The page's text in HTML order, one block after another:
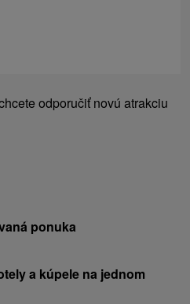
odporučiť novú atrakciu
ponuka
a kúpele na jednom